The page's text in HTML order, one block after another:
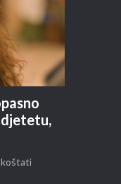
djetetu,
koštati